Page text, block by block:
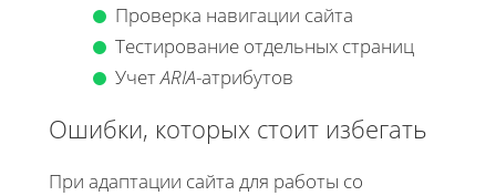
Проверка навигации сайта
Тестирование отдельных страниц
УчетARIA-атрибутов
Ошибки, которых стоит избегать
При адаптации сайта для работы со